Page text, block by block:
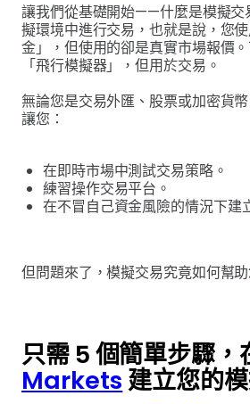
讓我們從基礎開始——什麼是模擬交
擬環境中進行交易，也就是說，您
金」，但使用的卻是真實市場報價
「飛行模擬器」，但用於交易。
無論您是交易外匯、股票或加密貨
讓您：
在即時市場中測試交易策略。
練習操作交易平台。
在不冒自己資金風險的情況下建
但問題來了，模擬交易究竟如何幫
只需 5 個簡單步驟，
Markets建立您的